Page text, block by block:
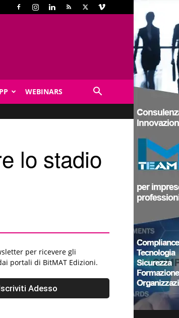
WEBINARS
lo stadio
per ricevere gli
portali di BitMAT Edizioni.